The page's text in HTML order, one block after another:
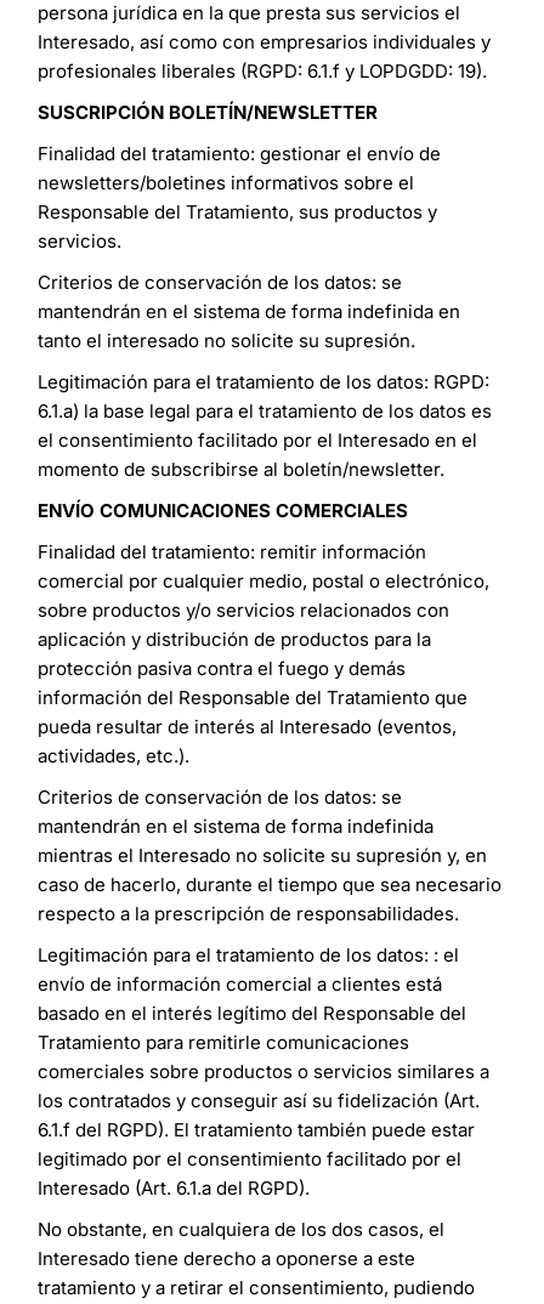
persona jurídica en la que presta sus servicios el
Interesado, así como con empresarios individuales y
profesionales liberales (RGPD: 6.1.f y LOPDGDD: 19).
SUSCRIPCIÓN BOLETÍN/NEWSLETTER
Finalidad del tratamiento: gestionar el envío de
newsletters/boletines informativos sobre el
Responsable del Tratamiento, sus productos y
servicios.
Criterios de conservación de los datos: se
mantendrán en el sistema de forma indefinida en
tanto el interesado no solicite su supresión.
Legitimación para el tratamiento de los datos: RGPD:
6.1.a) la base legal para el tratamiento de los datos es
el consentimiento facilitado por el Interesado en el
momento de subscribirse al boletín/newsletter.
ENVÍO COMUNICACIONES COMERCIALES
Finalidad del tratamiento: remitir información
comercial por cualquier medio, postal o electrónico,
sobre productos y/o servicios relacionados con
aplicación y distribución de productos para la
protección pasiva contra el fuego y demás
información del Responsable del Tratamiento que
pueda resultar de interés al Interesado (eventos,
actividades, etc.).
Criterios de conservación de los datos: se
mantendrán en el sistema de forma indefinida
mientras el Interesado no solicite su supresión y, en
caso de hacerlo, durante el tiempo que sea necesario
respecto a la prescripción de responsabilidades.
Legitimación para el tratamiento de los datos: : el
envío de información comercial a clientes está
basado en el interés legítimo del Responsable del
Tratamiento para remitirle comunicaciones
comerciales sobre productos o servicios similares a
los contratados y conseguir así su fidelización (Art.
6.1.f del RGPD). El tratamiento también puede estar
legitimado por el consentimiento facilitado por el
Interesado (Art. 6.1.a del RGPD).
No obstante, en cualquiera de los dos casos, el
Interesado tiene derecho a oponerse a este
tratamiento y a retirar el consentimiento, pudiendo